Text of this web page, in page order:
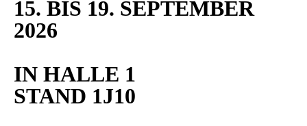
15. BIS 19. SEPTEMBER
2026
IN HALLE 1
STAND 1J10